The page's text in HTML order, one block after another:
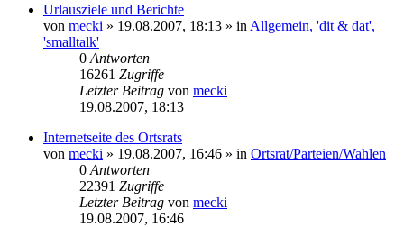
Urlausziele und Berichte
von mecki » 19.08.2007, 18:13 » in Allgemein, 'dit & dat',
'smalltalk'
0 Antworten
16261 Zugriffe
Letzter Beitrag von mecki
19.08.2007, 18:13
Internetseite des Ortsrats
von mecki » 19.08.2007, 16:46 » in Ortsrat/Parteien/Wahlen
0 Antworten
22391 Zugriffe
Letzter Beitrag von mecki
19.08.2007, 16:46